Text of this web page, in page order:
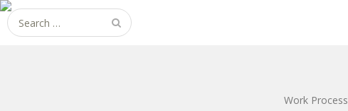
Search
for:
Work Process